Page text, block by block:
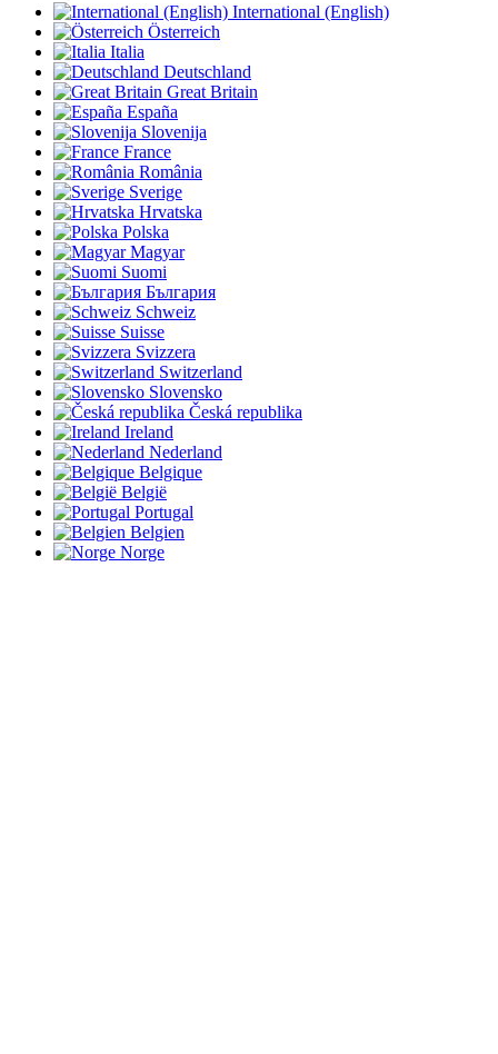
International (English)
Österreich
Italia
Deutschland
Great Britain
España
Slovenija
France
România
Sverige
Hrvatska
Polska
Magyar
Suomi
България
Schweiz
Suisse
Svizzera
Switzerland
Slovensko
Česká republika
Ireland
Nederland
Belgique
België
Portugal
Belgien
Norge